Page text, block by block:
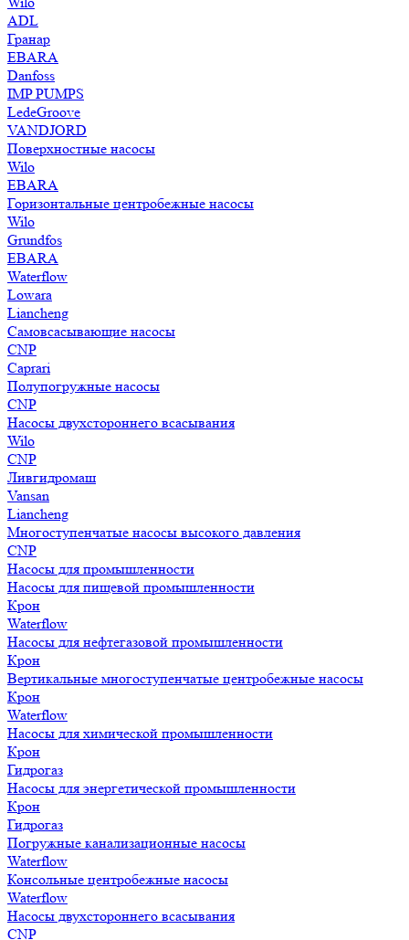
ADL
Гранар
EBARA
Danfoss
IMP PUMPS
LedeGroove
VANDJORD
Поверхностные насосы
Wilo
EBARA
Горизонтальные центробежные насосы
Wilo
Grundfos
EBARA
Waterflow
Lowara
Liancheng
Самовсасывающие насосы
CNP
Caprari
Полупогружные насосы
CNP
Насосы двухстороннего всасывания
Wilo
CNP
Ливгидромаш
Vansan
Liancheng
Многоступенчатые насосы высокого давления
CNP
Насосы для промышленности
Насосы для пищевой промышленности
Крон
Waterflow
Насосы для нефтегазовой промышленности
Крон
Вертикальные многоступенчатые центробежные насосы
Крон
Waterflow
Насосы для химической промышленности
Крон
Гидрогаз
Насосы для энергетической промышленности
Крон
Гидрогаз
Погружные канализационные насосы
Waterflow
Консольные центробежные насосы
Waterflow
Насосы двухстороннего всасывания
CNP